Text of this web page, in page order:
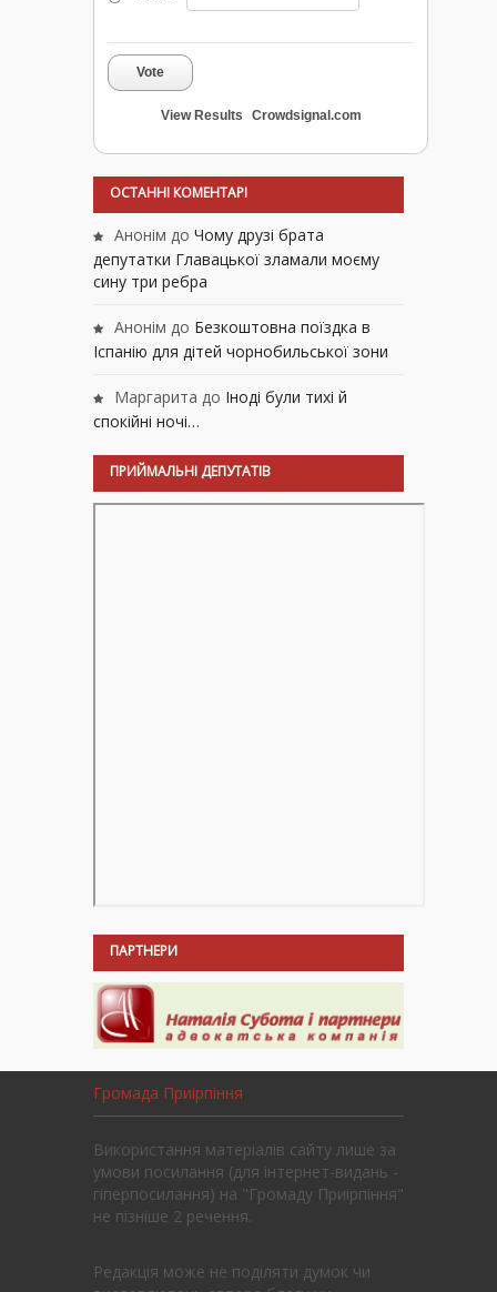
Vote
View Results Crowdsignal.com
ОСТАННІ КОМЕНТАРІ
Анонім до Чому друзі брата
депутатки Главацької зламали моєму
сину три ребра
Анонім до Безкоштовна поїздка в
Іспанію для дітей чорнобильської зони
Маргарита до Іноді були тихі й
спокійні ночі…
ПРИЙМАЛЬНІ ДЕПУТАТІВ
ПАРТНЕРИ
Громада Приірпіння
Використання матеріалів сайту лише за
умови посилання (для інтернет-видань -
гіперпосилання) на "Громаду Приірпіння"
не пізніше 2 речення.
Редакція може не поділяти думок чи